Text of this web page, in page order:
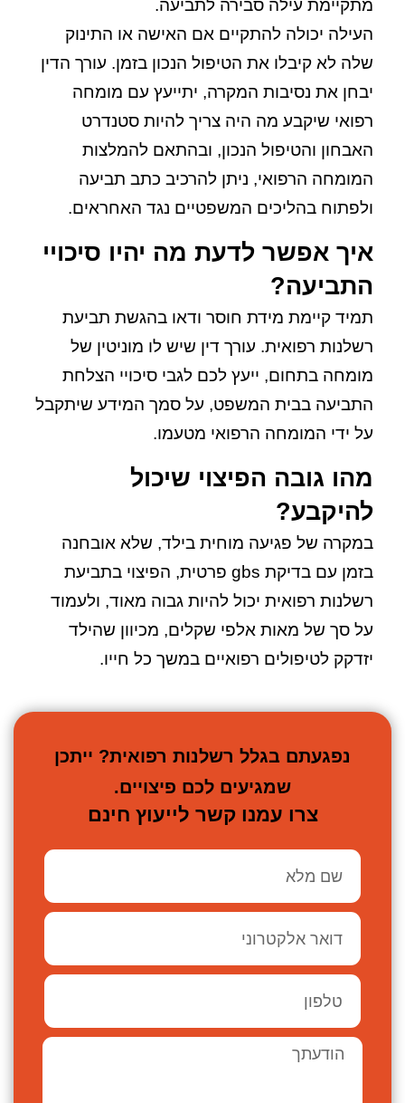
מתקיימת עילה סבירה לתביעה.
העילה יכולה להתקיים אם האישה או התינוק
שלה לא קיבלו את הטיפול הנכון בזמן. עורך הדין
יבחן את נסיבות המקרה, יתייעץ עם מומחה
רפואי שיקבע מה היה צריך להיות סטנדרט
האבחון והטיפול הנכון, ובהתאם להמלצות
המומחה הרפואי, ניתן להרכיב כתב תביעה
ולפתוח בהליכים המשפטיים נגד האחראים.
איך אפשר לדעת מה יהיו סיכויי
התביעה?
תמיד קיימת מידת חוסר ודאו בהגשת תביעת
רשלנות רפואית. עורך דין שיש לו מוניטין של
מומחה בתחום, ייעץ לכם לגבי סיכויי הצלחת
התביעה בבית המשפט, על סמך המידע שיתקבל
על ידי המומחה הרפואי מטעמו.
מהו גובה הפיצוי שיכול
להיקבע?
במקרה של פגיעה מוחית בילד, שלא אובחנה
בזמן עם בדיקת gbs פרטית, הפיצוי בתביעת
רשלנות רפואית יכול להיות גבוה מאוד, ולעמוד
על סך של מאות אלפי שקלים, מכיוון שהילד
יזדקק לטיפולים רפואיים במשך כל חייו.
נפגעתם בגלל רשלנות רפואית? ייתכן
שמגיעים לכם פיצויים.
צרו עמנו קשר לייעוץ חינם